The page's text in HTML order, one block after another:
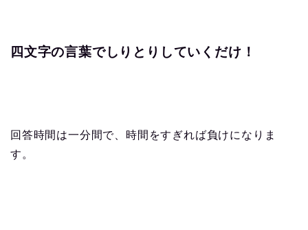
四文字の言葉でしりとりしていくだけ！
回答時間は一分間で、時間をすぎれば負けになりま
す。